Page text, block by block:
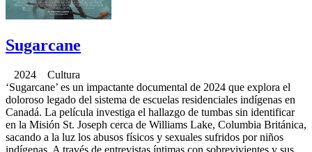
Sugarcane
2024 Cultura
‘Sugarcane’ es un impactante documental de 2024 que explora el
doloroso legado del sistema de escuelas residenciales indígenas en
Canadá. La película investiga el hallazgo de tumbas sin identificar
en la Misión St. Joseph cerca de Williams Lake, Columbia Británica,
sacando a la luz los abusos físicos y sexuales sufridos por niños
indígenas. A través de entrevistas íntimas con sobrevivientes y sus